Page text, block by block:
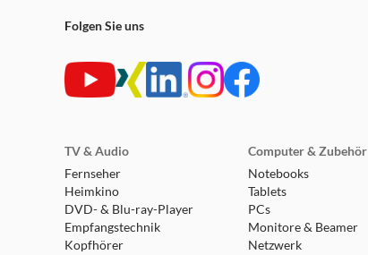
Folgen Sie uns
TV & Audio
Fernseher
Heimkino
DVD- & Blu-ray-Player
Empfangstechnik
Kopfhörer
Computer & Zubehör
Notebooks
Tablets
PCs
Monitore & Beamer
Netzwerk